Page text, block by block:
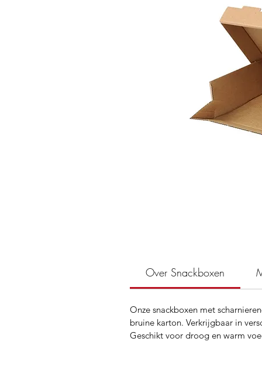
Over Snackboxen
Onze snackboxen met
bruine karton. Verkrijgbaar in
Geschikt voor droog en warm